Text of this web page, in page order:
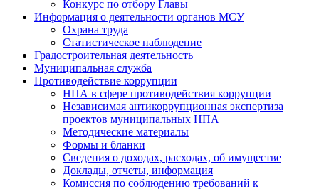
Конкурс по отбору Главы
Информация о деятельности органов МСУ
Охрана труда
Статистическое наблюдение
Градостроительная деятельность
Муниципальная служба
Противодействие коррупции
НПА в сфере противодействия коррупции
Независимая антикоррупционная экспертиза
проектов муниципальных НПА
Методические материалы
Формы и бланки
Сведения о доходах, расходах, об имуществе
Доклады, отчеты, информация
Комиссия по соблюдению требований к